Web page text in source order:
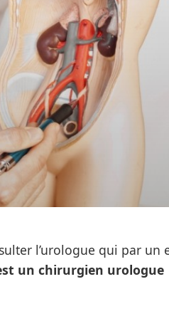
l’urologue qui par un
un chirurgien urologue